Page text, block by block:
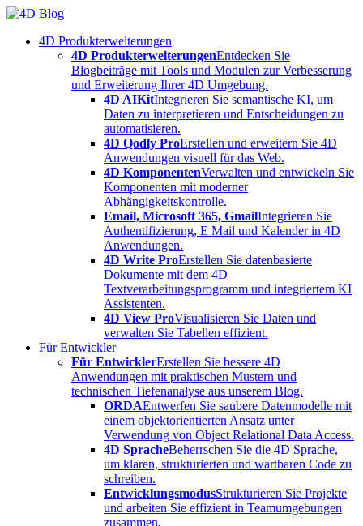
Skip
content4D Produkterweiterungen
4D ProdukterweiterungenEntdecken Sie
Blogbeiträge mit Tools und Modulen zur Verbesserung
und Erweiterung Ihrer 4D Umgebung.
4D AIKitIntegrieren Sie semantische KI, um
Daten zu interpretieren und Entscheidungen zu
automatisieren.
4D Qodly ProErstellen und erweitern Sie 4D
Anwendungen visuell für das Web.
4D KomponentenVerwalten und entwickeln Sie
Komponenten mit moderner
Abhängigkeitskontrolle.
Email, Microsoft 365, GmailIntegrieren Sie
Authentifizierung, E Mail und Kalender in 4D
Anwendungen.
4D Write ProErstellen Sie datenbasierte
Dokumente mit dem 4D
Textverarbeitungsprogramm und integriertem KI
Assistenten.
4D View ProVisualisieren Sie Daten und
verwalten Sie Tabellen effizient.
Für Entwickler
Für EntwicklerErstellen Sie bessere 4D
Anwendungen mit praktischen Mustern und
technischen Tiefenanalyse aus unserem Blog.
ORDAEntwerfen Sie saubere Datenmodelle mit
einem objektorientierten Ansatz unter
Verwendung von Object Relational Data Access.
4D SpracheBeherrschen Sie die 4D Sprache,
um klaren, strukturierten und wartbaren Code zu
schreiben.
EntwicklungsmodusStrukturieren Sie Projekte
und arbeiten Sie effizient in Teamumgebungen
zusammen.